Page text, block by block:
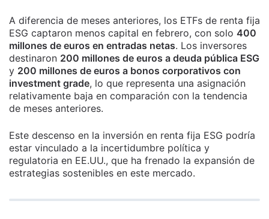
A diferencia de meses anteriores, los ETFs de renta fija
ESG captaron menos capital en febrero, con solo 400
millones de euros en entradas netas. Los inversores
destinaron 200 millones de euros a deuda pública ESG
y 200 millones de euros a bonos corporativos con
investment grade, lo que representa una asignación
relativamente baja en comparación con la tendencia
de meses anteriores.
Este descenso en la inversión en renta fija ESG podría
estar vinculado a la incertidumbre política y
regulatoria en EE.UU., que ha frenado la expansión de
estrategias sostenibles en este mercado.